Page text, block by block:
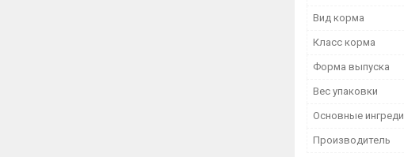
Вид корма
Класс корма
Форма выпуска
Вес упаковки
Основные
Производитель